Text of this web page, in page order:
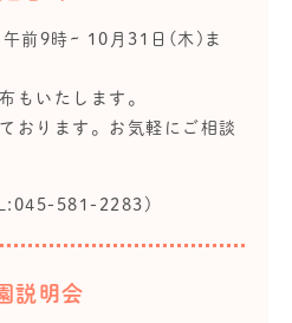
前9時~ 10月31日(木)ま
もいたします。
おります。お気軽にご相談
581-2283)
説明会